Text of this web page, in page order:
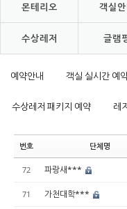
몬테리오 객실
수상레저 글램
예약안내 객실 실시간 예
수상레저 패키지 예약 레
번호 단체명
72 파랑새***
71 가천대학***